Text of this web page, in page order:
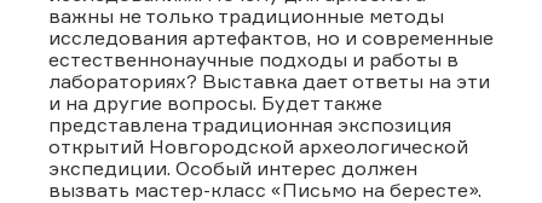
важны не только традиционные методы
исследования артефактов, но и современные
естественнонаучные подходы и работы в
лабораториях? Выставка дает ответы на эти
и на другие вопросы. Будет также
представлена традиционная экспозиция
открытий Новгородской археологической
экспедиции. Особый интерес должен
вызвать мастер-класс «Письмо на бересте».